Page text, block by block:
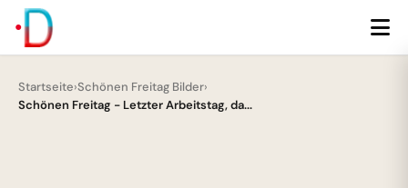
Startseite›Schönen Freitag Bilder›
Schönen Freitag - Letzter Arbeitstag, da...